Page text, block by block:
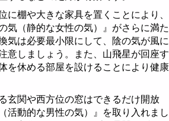
に棚や大きな家具を置くことにより、
気（静的な女性の気）』がさらに満た
気は必要最小限にして、陰の気が風に
意しましょう。また、山飛星が回座す
を休める部屋を設けることにより健康
玄関や西方位の窓はできるだけ開放
活動的な男性の気）』を取り入れまし